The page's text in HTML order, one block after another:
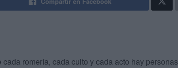
romería, cada culto y cada acto hay personas